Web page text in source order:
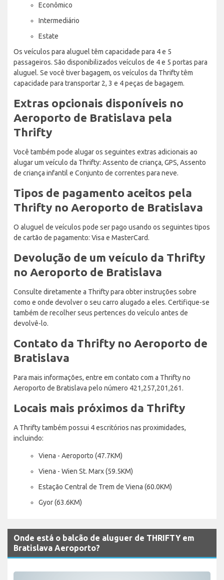
Econômico
Intermediário
Estate
Os veículos para aluguel têm capacidade para 4 e 5
passageiros. São disponibilizados veículos de 4 e 5 portas para
aluguel. Se você tiver bagagem, os veículos da Thrifty têm
capacidade para transportar 2, 3 e 4 peças de bagagem.
Extras opcionais disponíveis no
Aeroporto de Bratislava pela
Thrifty
Você também pode alugar os seguintes extras adicionais ao
alugar um veículo da Thrifty: Assento de criança, GPS, Assento
de criança infantil e Conjunto de correntes para neve.
Tipos de pagamento aceitos pela
Thrifty no Aeroporto de Bratislava
O aluguel de veículos pode ser pago usando os seguintes tipos
de cartão de pagamento: Visa e MasterCard.
Devolução de um veículo da Thrifty
no Aeroporto de Bratislava
Consulte diretamente a Thrifty para obter instruções sobre
como e onde devolver o seu carro alugado a eles. Certifique-se
também de recolher seus pertences do veículo antes de
devolvê-lo.
Contato da Thrifty no Aeroporto de
Bratislava
Para mais informações, entre em contato com a Thrifty no
Aeroporto de Bratislava pelo número 421,257,201,261.
Locais mais próximos da Thrifty
A Thrifty também possui 4 escritórios nas proximidades,
incluindo:
Viena - Aeroporto (47.7KM)
Viena - Wien St. Marx (59.5KM)
Estação Central de Trem de Viena (60.0KM)
Gyor (63.6KM)
Onde está o balcão de aluguer de THRIFTY em
Bratislava Aeroporto?